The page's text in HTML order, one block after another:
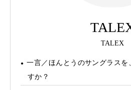
TALEX
一言／ほんとうのサングラスを
すか？